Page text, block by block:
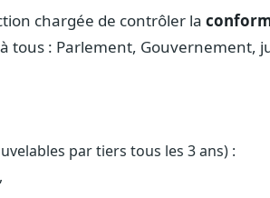
chargée de contrôler la
à tous : Parlement, Gouvernement,
par tiers tous les 3 ans) :